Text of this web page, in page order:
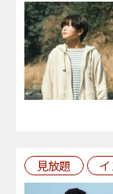
見放題